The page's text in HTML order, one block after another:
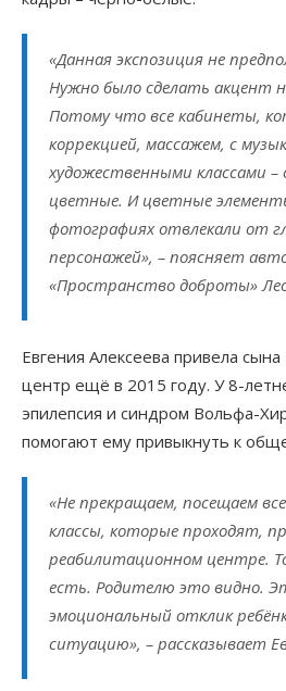
«Данная экспозиция не
Нужно было сделать акцент
Потому что все кабинеты,
коррекцией, массажем, с
художественными классами
цветные. И цветные
фотографиях отвлекали от
персонажей», – поясняет
«Пространство доброты»
Евгения Алексеева привела
центр ещё в 2015 году. У 8-
эпилепсия и синдром Вольфа-
помогают ему привыкнуть к
«Не прекращаем, посещаем
классы, которые проходят,
реабилитационном центре.
есть. Родителю это видно.
эмоциональный отклик
ситуацию», – рассказывает